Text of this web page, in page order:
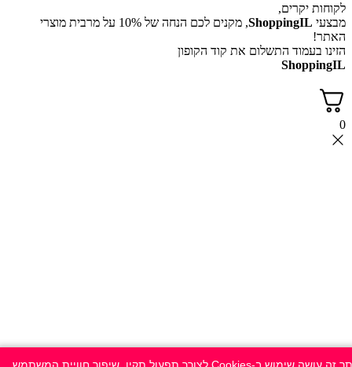
לקוחות יקרים,
מבצעי ShoppingIL
, מקנים לכם הנחה של 10% על מרבית מוצרי
האתר!
הזינו בעמוד התשלום את קוד הקופון
ShoppingIL
0